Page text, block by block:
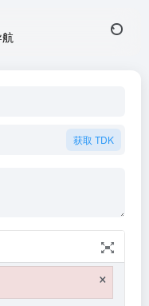
获取 TDK
×